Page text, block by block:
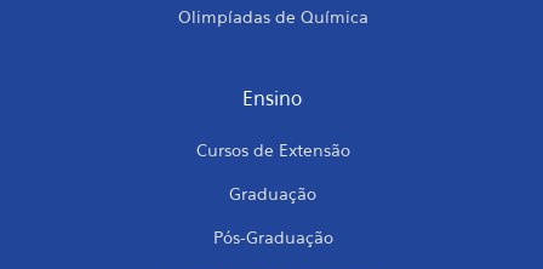
Olimpíadas de Química
Ensino
Cursos de Extensão
Graduação
Pós-Graduação